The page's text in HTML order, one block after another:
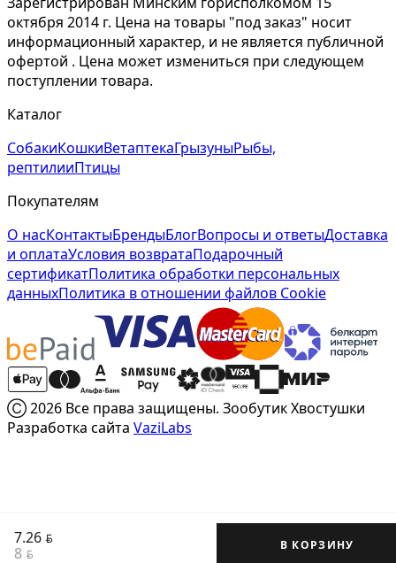
7.26 BYN
8 BYN
В КОРЗИНУ
октября 2014 г. Цена на товары "под заказ" носит
информационный характер, и не является публичной
офертой . Цена может измениться при следующем
поступлении товара.
Каталог
СобакиКошкиВетаптекаГрызуныРыбы,
рептилииПтицы
Покупателям
О насКонтактыБрендыБлогВопросы и ответыДоставка
и оплатаУсловия возвратаПодарочный
сертификатПолитика обработки персональных
данныхПолитика в отношении файлов Cookie
Ⓒ 2026 Все права защищены. Зообутик Хвостушки
Разработка сайта VaziLabs